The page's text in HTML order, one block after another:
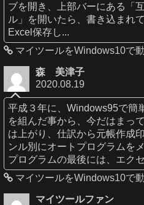
ブを開き、上部バーにある「
ル」を開いたら、書き込まれ
Excel保存し...
マイツールをWindows10で動
森 美津子
2020.08.19
平成３年に、Windows95で簡
を組んだ事から、今だはまっ
は上がり、仕訳から元帳作成
ンル別にオートプログラムを
プログラムの最後には、エク
マイツールをWindows10で動
マイツールファン